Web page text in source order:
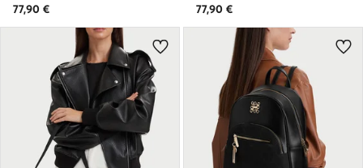
77,90 €
77,90 €